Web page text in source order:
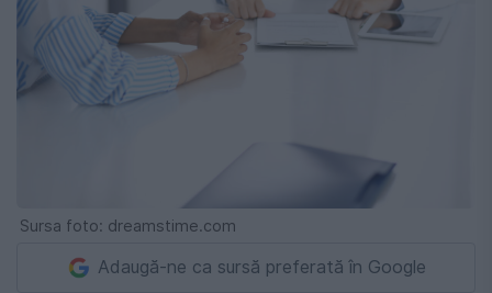
Sursa foto: dreamstime.com
Adaugă-ne ca sursă preferată în Google